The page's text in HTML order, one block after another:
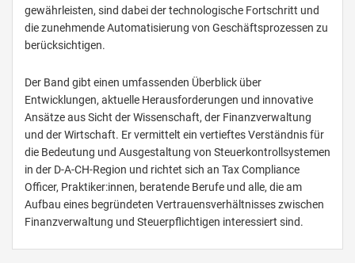
gewährleisten, sind dabei der technologische Fortschritt und
die zunehmende Automatisierung von Geschäftsprozessen zu
berücksichtigen.
Der Band gibt einen umfassenden Überblick über
Entwicklungen, aktuelle Herausforderungen und innovative
Ansätze aus Sicht der Wissenschaft, der Finanzverwaltung
und der Wirtschaft. Er vermittelt ein vertieftes Verständnis für
die Bedeutung und Ausgestaltung von Steuerkontrollsystemen
in der D-A-CH-Region und richtet sich an Tax Compliance
Officer, Praktiker:innen, beratende Berufe und alle, die am
Aufbau eines begründeten Vertrauensverhältnisses zwischen
Finanzverwaltung und Steuerpflichtigen interessiert sind.